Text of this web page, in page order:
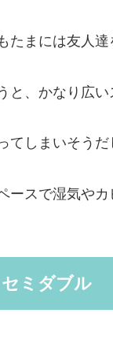
たまには友人
、かなり広い
しまいそうだ
ースで湿気や
ミダブル